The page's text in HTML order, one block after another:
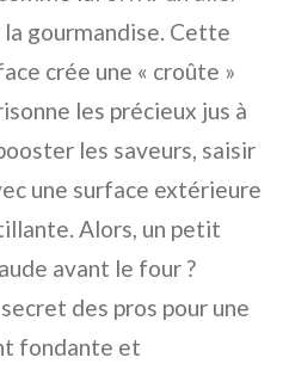
gourmandise. Cette
crée une « croûte »
les précieux jus à
les saveurs, saisir
une surface extérieure
Alors, un petit
avant le four ?
des pros pour une
fondante et